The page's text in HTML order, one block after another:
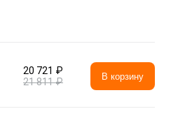
20 721 ₽
21 811 ₽
В корзину